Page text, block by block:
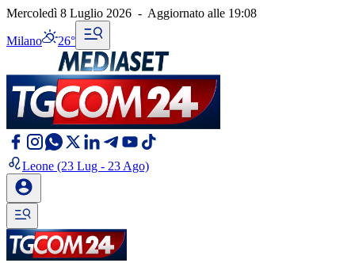
Mercoledì 8 Luglio 2026 - Aggiornato alle 19:08
Milano 26°
Leone (23 Lug - 23 Ago)